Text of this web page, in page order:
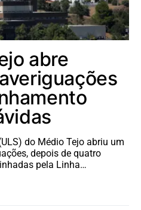
abre
do Médio Tejo abriu um
depois de quatro
pela Linha…